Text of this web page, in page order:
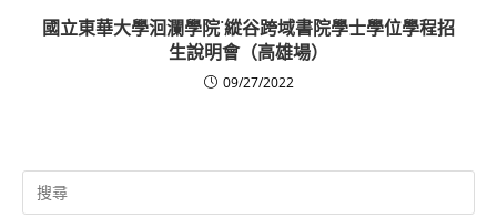
國立東華大學洄瀾學院˙縱谷跨域書院學士學位學程招
生說明會（高雄場）
09/27/2022
Search
for: